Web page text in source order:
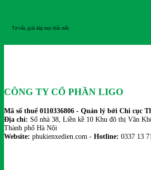
Tư vấn, giải đáp mọi thắc mắc
CÔNG TY CỔ PHẦN LIGO
Mã số thuế 0110336806 - Quản lý bởi Chi cục
Địa chỉ: Số nhà 38, Liền kề 10 Khu đô thị Văn
Thành phố Hà Nội
Website: phukienxedien.com - Hotline: 0337 13